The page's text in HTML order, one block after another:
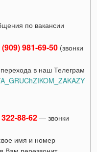
по вакансии
(909) 981-69-50 (звонки
в наш Телеграм
88-62— звонки
имя и номер